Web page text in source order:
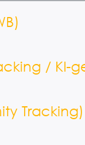
/ KI-
Tracking)